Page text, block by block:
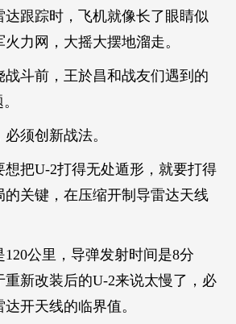
达跟踪时，飞机就像长了眼睛似
力网，大摇大摆地溜走。
战斗前，王於昌和战友们遇到的
须创新战法。
想把U-2打得无处遁形，就要打得
的关键，在压缩开制导雷达天线
公里，导弹发射时间是8分
重新改装后的U-2来说太慢了，必
开天线的临界值。